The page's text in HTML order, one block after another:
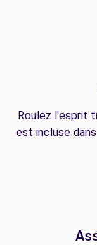
Roulez l'esprit
est incluse